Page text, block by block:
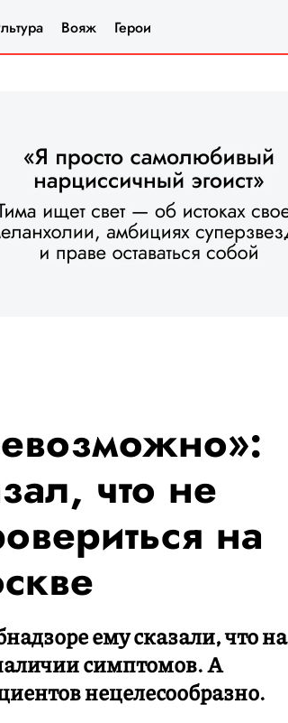
Вояж Герои
что не
на
ему сказали, что на
симптомов. А
нецелесообразно.